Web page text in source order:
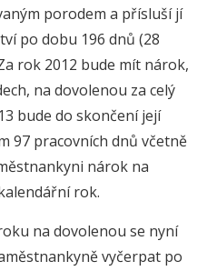
porodem a přísluší jí
po dobu 196 dnů (28
rok 2012 bude mít nárok,
na dovolenou za celý
bude do skončení její
97 pracovních dnů včetně
nárok na
rok.
na dovolenou se nyní
vyčerpat po